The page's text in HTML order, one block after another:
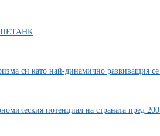
ПЕТАНК
си като най-динамично развиващия се
потенциал на страната пред